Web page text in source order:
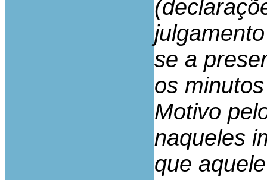
se a
os
Motivo
naqueles
que